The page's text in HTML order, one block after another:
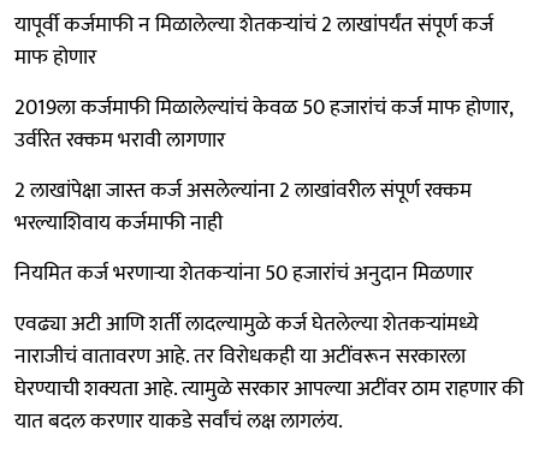
यापूर्वी कर्जमाफी न मिळालेल्या शेतकऱ्यांचं 2 लाखांपर्यंत संपूर्ण कर्ज
माफ होणार
2019ला कर्जमाफी मिळालेल्यांचं केवळ 50 हजारांचं कर्ज माफ होणार,
उर्वरित रक्कम भरावी लागणार
2 लाखांपेक्षा जास्त कर्ज असलेल्यांना 2 लाखांवरील संपूर्ण रक्कम
भरल्याशिवाय कर्जमाफी नाही
नियमित कर्ज भरणाऱ्या शेतकऱ्यांना 50 हजारांचं अनुदान मिळणार
एवढ्या अटी आणि शर्ती लादल्यामुळे कर्ज घेतलेल्या शेतकऱ्यांमध्ये
नाराजीचं वातावरण आहे. तर विरोधकही या अटींवरून सरकारला
घेरण्याची शक्यता आहे. त्यामुळे सरकार आपल्या अटींवर ठाम राहणार की
यात बदल करणार याकडे सर्वांचं लक्ष लागलंय.